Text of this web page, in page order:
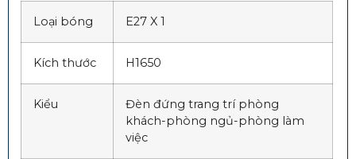
Loại bóng E27 X 1
Kích thước H1650
Kiểu
Đèn đứng trang trí phòng
khách-phòng ngủ-phòng làm
việc